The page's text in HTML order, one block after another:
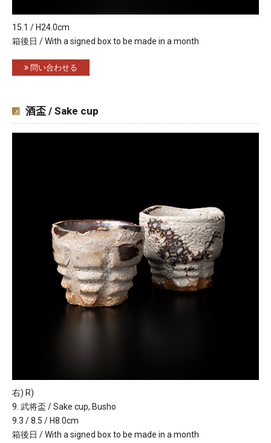
15.1 / H24.0cm
箱後日 / With a signed box to be made in a month
問い合わせる
酒盃 / Sake cup
右) R)
9. 武将盃 / Sake cup, Busho
9.3 / 8.5 / H8.0cm
箱後日 / With a signed box to be made in a month